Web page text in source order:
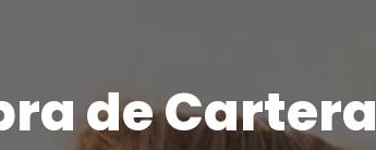
de Cartera